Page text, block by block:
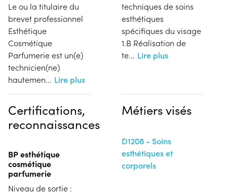
Le ou la titulaire du
brevet professionnel
Esthétique
Cosmétique
Parfumerie est un(e)
technicien(ne)
hautemen... Lire plus
techniques de soins
esthétiques
spécifiques du visage
1.B Réalisation de
te... Lire plus
Certifications,
reconnaissances
BP esthétique
cosmétique
parfumerie
Niveau de sortie :
Métiers visés
D1208 - Soins
esthétiques et
corporels